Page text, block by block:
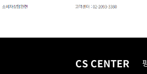
CS CENTER